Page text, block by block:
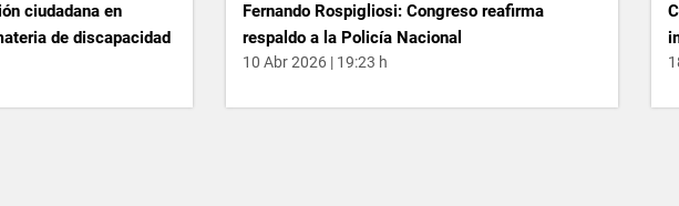
ciudadana en
de discapacidad
Fernando Rospigliosi: Congreso reafirma
respaldo a la Policía Nacional
10 Abr 2026 | 19:23 h